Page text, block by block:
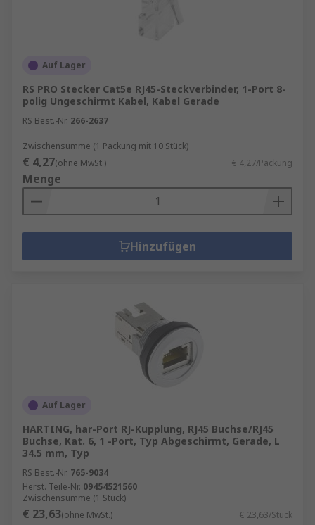
Auf Lager
RS PRO Stecker Cat5e RJ45-Steckverbinder, 1-Port 8-
polig Ungeschirmt Kabel, Kabel Gerade
RS Best.-Nr. 266-2637
Zwischensumme (1 Packung mit 10 Stück)
€ 4,27(ohne MwSt.) € 4,27/Packung
Menge
Hinzufügen
Auf Lager
HARTING, har-Port RJ-Kupplung, RJ45 Buchse/RJ45
Buchse, Kat. 6, 1 -Port, Typ Abgeschirmt, Gerade, L
34.5 mm, Typ
RS Best.-Nr. 765-9034
Herst. Teile-Nr. 09454521560
Zwischensumme (1 Stück)
€ 23,63(ohne MwSt.) € 23,63/Stück